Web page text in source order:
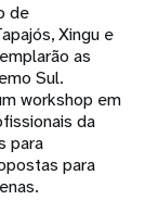
de
Xingu e
as
Sul.
workshop em
da
para
para